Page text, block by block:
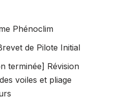
Phénoclim
de Pilote Initial
terminée] Révision
voiles et pliage